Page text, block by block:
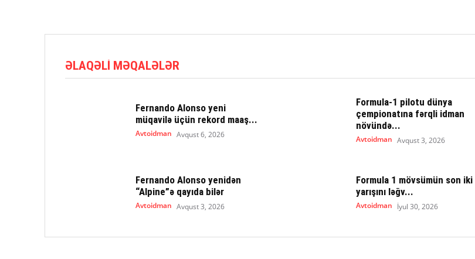
ƏLAQƏLI MƏQALƏLƏR
Fernando Alonso yeni
müqavilə üçün rekord maaş...
Avtoidman Avqust 6, 2026
Formula-1 pilotu dünya
çempionatına fərqli idman
növündə...
Avtoidman Avqust 3, 2026
Fernando Alonso yenidən
“Alpine”ə qayıda bilər
Avtoidman Avqust 3, 2026
Formula 1 mövsümün son iki
yarışını ləğv...
Avtoidman İyul 30, 2026